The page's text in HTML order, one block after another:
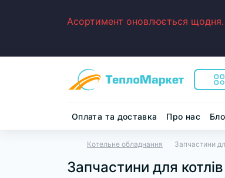
Асортимент оновлюється щодня.
Оплата та доставка Про нас
Котельне обладнання Запчастини
Запчастини для котлів